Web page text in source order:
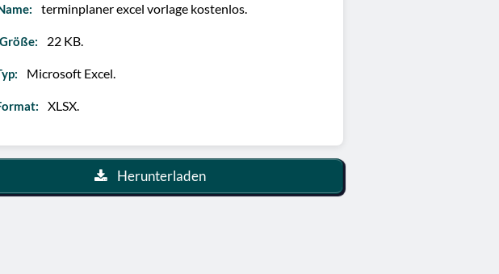
terminplaner excel vorlage kostenlos.
Größe: 22 KB.
Microsoft Excel.
XLSX.
Herunterladen